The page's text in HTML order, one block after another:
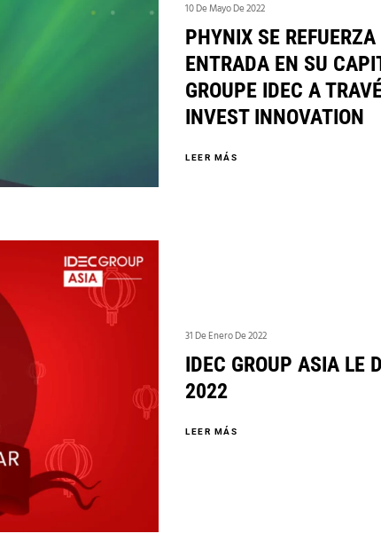
10 De Mayo De 2022
PHYNIX SE
ENTRADA EN SU
GROUPE IDEC A
INVEST INNOVATION
LEER MÁS
31 De Enero De 2022
IDEC GROUP ASIA LE
2022
LEER MÁS